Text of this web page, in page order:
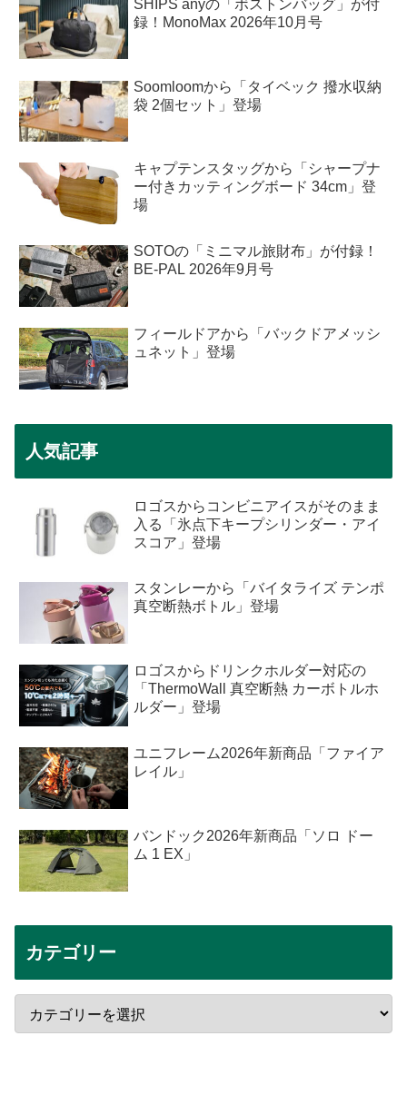
SHIPS anyの「ボストンバッグ」が付
録！MonoMax 2026年10月号
Soomloomから「タイベック 撥水収納
袋 2個セット」登場
キャプテンスタッグから「シャープナ
ー付きカッティングボード 34cm」登
場
SOTOの「ミニマル旅財布」が付録！
BE-PAL 2026年9月号
フィールドアから「バックドアメッシ
ュネット」登場
人気記事
ロゴスからコンビニアイスがそのまま
入る「氷点下キープシリンダー・アイ
スコア」登場
スタンレーから「バイタライズ テンポ
真空断熱ボトル」登場
ロゴスからドリンクホルダー対応の
「ThermoWall 真空断熱 カーボトルホ
ルダー」登場
ユニフレーム2026年新商品「ファイア
レイル」
バンドック2026年新商品「ソロ ドー
ム 1 EX」
カテゴリー